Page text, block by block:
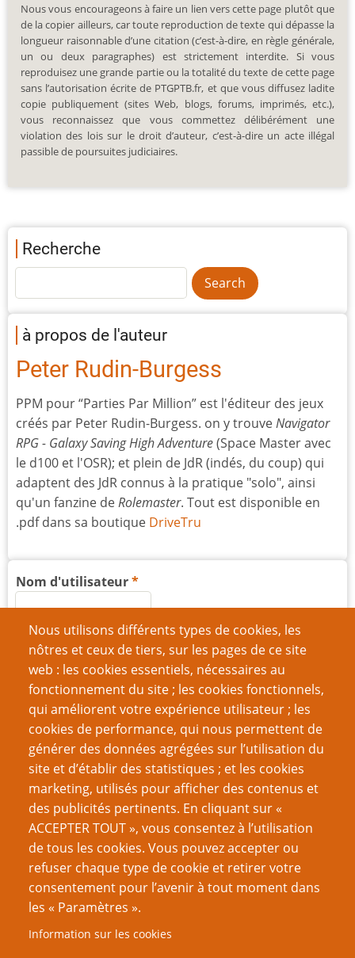
Nous utilisons différents types de cookies, les
nôtres et ceux de tiers, sur les pages de ce site
web : les cookies essentiels, nécessaires au
fonctionnement du site ; les cookies fonctionnels,
qui améliorent votre expérience utilisateur ; les
cookies de performance, qui nous permettent de
générer des données agrégées sur l’utilisation du
site et d’établir des statistiques ; et les cookies
marketing, utilisés pour afficher des contenus et
des publicités pertinents. En cliquant sur «
ACCEPTER TOUT », vous consentez à l’utilisation
de tous les cookies. Vous pouvez accepter ou
refuser chaque type de cookie et retirer votre
consentement pour l’avenir à tout moment dans
les « Paramètres ».
Information sur les cookies
Nous vous encourageons à faire un lien vers cette page plutôt que
de la copier ailleurs, car toute reproduction de texte qui dépasse la
longueur raisonnable d’une citation (c’est-à-dire, en règle générale,
un ou deux paragraphes) est strictement interdite. Si vous
reproduisez une grande partie ou la totalité du texte de cette page
sans l’autorisation écrite de PTGPTB.fr, et que vous diffusez ladite
copie publiquement (sites Web, blogs, forums, imprimés, etc.),
vous reconnaissez que vous commettez délibérément une
violation des lois sur le droit d’auteur, c’est-à-dire un acte illégal
passible de poursuites judiciaires.
Recherche
à propos de l'auteur
Peter Rudin-Burgess
PPM pour “Parties Par Million” est l'éditeur des jeux
créés par Peter Rudin-Burgess. on y trouveNavigator
RPG - Galaxy Saving High Adventure(Space Master avec
le d100 et l'OSR); et plein de JdR (indés, du coup) qui
adaptent des JdR connus à la pratique "solo", ainsi
qu'un fanzine deRolemaster. Tout est disponible en
.pdf dans sa boutique DriveTru
Nom d'utilisateur
Mot de passe
Créer un nouveau compte
Réinitialiser votre mot de passe
VOUS AIMEREZ AUSSI
Ode aux Indés
Jeux de rôles en solo